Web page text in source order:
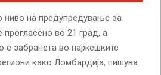
ниво на предупредување за
прогласено во 21 град, а
е забранета во најжешките
како Ломбардија, пишува